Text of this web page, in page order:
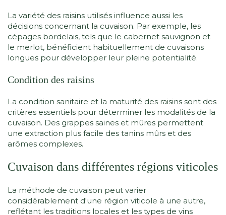
La variété des raisins utilisés influence aussi les
décisions concernant la cuvaison. Par exemple, les
cépages bordelais, tels que le cabernet sauvignon et
le merlot, bénéficient habituellement de cuvaisons
longues pour développer leur pleine potentialité.
Condition des raisins
La condition sanitaire et la maturité des raisins sont des
critères essentiels pour déterminer les modalités de la
cuvaison. Des grappes saines et mûres permettent
une extraction plus facile des tanins mûrs et des
arômes complexes.
Cuvaison dans différentes régions viticoles
La méthode de cuvaison peut varier
considérablement d'une région viticole à une autre,
reflétant les traditions locales et les types de vins